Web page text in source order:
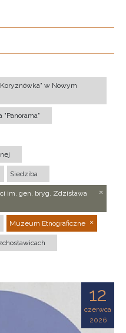
w Nowym
"Panorama"
Siedziba
im. gen. bryg. Zdzisława
Muzeum Etnograficzne
12
czerwca
2026